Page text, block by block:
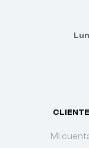
CLIENTE
Mi